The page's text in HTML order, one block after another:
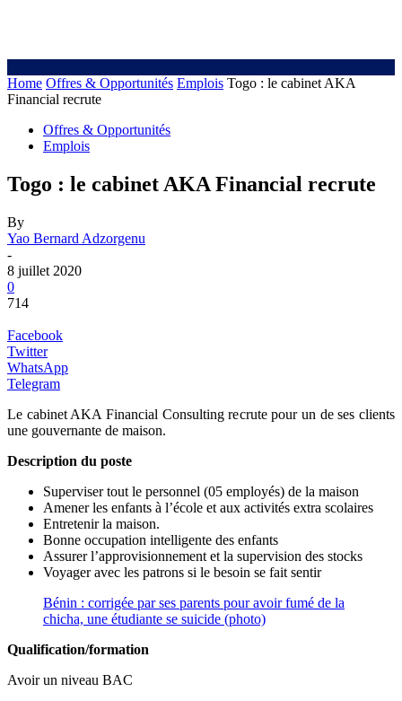
Home Offres & Opportunités Emplois Togo : le cabinet AKA
Financial recrute
Offres & Opportunités
Emplois
Togo : le cabinet AKA Financial recrute
By
Yao Bernard Adzorgenu
-
8 juillet 2020
0
714
Facebook
Twitter
WhatsApp
Telegram
Le cabinet AKA Financial Consulting recrute pour un de ses clients
une gouvernante de maison.
Description du poste
Superviser tout le personnel (05 employés) de la maison
Amener les enfants à l’école et aux activités extra scolaires
Entretenir la maison.
Bonne occupation intelligente des enfants
Assurer l’approvisionnement et la supervision des stocks
Voyager avec les patrons si le besoin se fait sentir
Bénin : corrigée par ses parents pour avoir fumé de la
chicha, une étudiante se suicide (photo)
Qualification/formation
Avoir un niveau BAC